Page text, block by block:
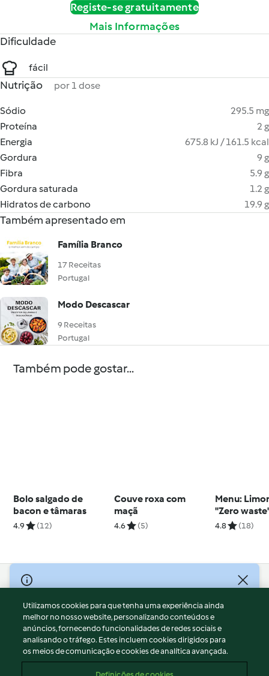
Registe-se gratuitamente
Mais Informações
Dificuldade
fácil
Nutrição por 1 dose
Sódio
295.5 mg
Proteína
2 g
Energia
675.8 kJ / 161.5 kcal
Gordura
9 g
Fibra
5.9 g
Gordura saturada
1.2 g
Hidratos de carbono
19.9 g
Também apresentado em
Família Branco
17 Receitas
Portugal
Modo Descascar
9 Receitas
Portugal
Também pode gostar...
Bolo salgado de
bacon e tâmaras
4.9 (12)
Couve roxa com
maçã
4.6 (5)
Menu:
"Zero
completo e
4.8 (18)
© Copyright 2026
Termos de Utilização
Aviso sobre Proteção de Dados
Aviso
Apoio legal
Utilizamos cookies para que tenha uma experiência ainda
melhor no nosso website, personalizando conteúdos e
anúncios, fornecendo funcionalidades de redes sociais e
analisando o tráfego. Estes incluem cookies dirigidos para
os meios de comunicação e cookies de analítica avançada.